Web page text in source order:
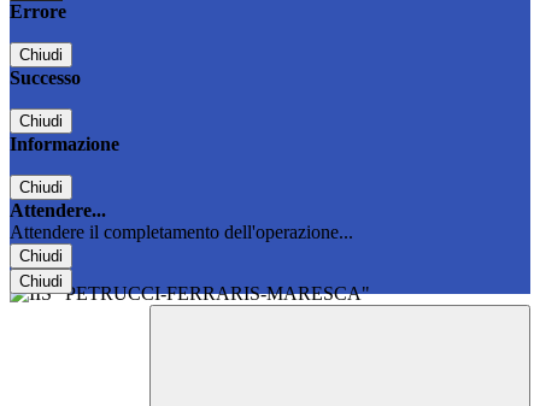
Errore
Chiudi
Successo
Chiudi
Informazione
Chiudi
Attendere...
Attendere il completamento dell'operazione...
Chiudi
Chiudi